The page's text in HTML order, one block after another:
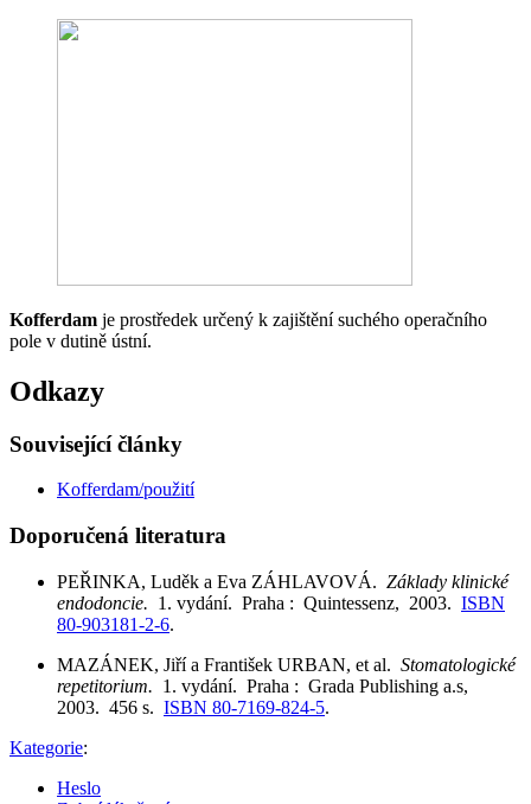
Kofferdam je prostředek určený k zajištění suchého operačního
pole v dutině ústní.
Odkazy
Související články
Kofferdam/použití
Doporučená literatura
PEŘINKA, Luděk a Eva ZÁHLAVOVÁ. Základy klinické
endodoncie. 1. vydání. Praha : Quintessenz, 2003. ISBN
80-903181-2-6.
MAZÁNEK, Jiří a František URBAN, et al. Stomatologické
repetitorium. 1. vydání. Praha : Grada Publishing a.s,
2003. 456 s. ISBN 80-7169-824-5.
Kategorie:
Heslo